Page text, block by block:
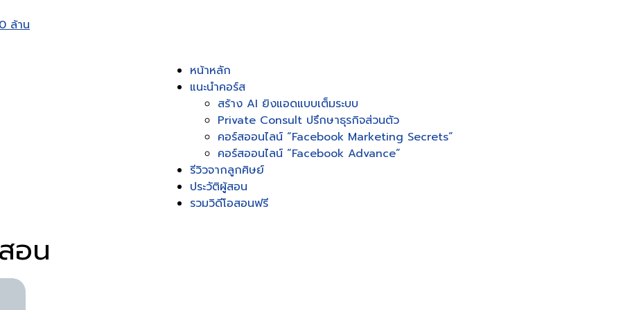
ล้าน
หน้าหลัก
แนะนำคอร์ส
สร้าง AI ยิงแอดแบบเต็มระบบ
Private Consult ปรึกษาธุรกิจส่วนตัว
คอร์สออนไลน์ “Facebook Marketing Secrets”
คอร์สออนไลน์ “Facebook Advance”
รีวิวจากลูกศิษย์
ประวัติผู้สอน
รวมวิดีโอสอนฟรี
อน